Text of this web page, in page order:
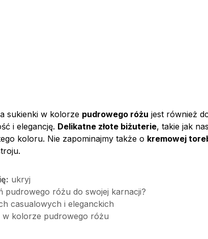
sukienki w kolorze pudrowego różu jest również
i elegancję. Delikatne złote biżuterie, takie jak
koloru. Nie zapominajmy także o kremowej
ukryj
pudrowego różu do swojej karnacji?
casualowych i eleganckich
w kolorze pudrowego różu